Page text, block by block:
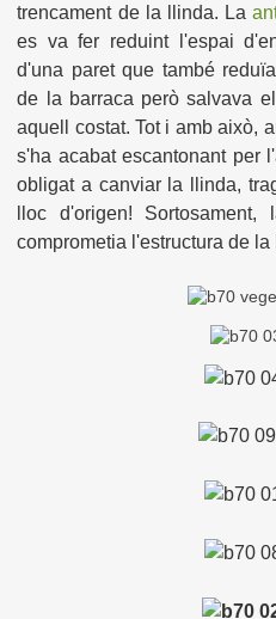
trencament de la llinda. La
es va fer reduint l'espai
d'una paret que també
de la barraca però salvava
aquell costat. Tot i amb això,
s'ha acabat escantonant per
obligat a canviar la llinda,
lloc d'origen!
comprometia l'estructura de